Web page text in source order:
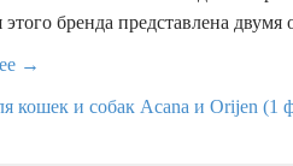
бренда представлена
→